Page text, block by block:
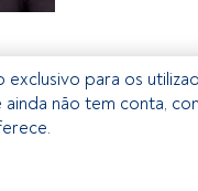
exclusivo para os
ainda não tem conta,